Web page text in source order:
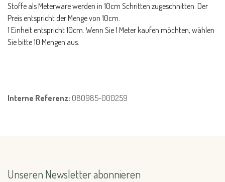
Stoffe als Meterware werden in 10cm Schritten zugeschnitten. Der
Preis entspricht der Menge von 10cm.
1 Einheit entspricht 10cm. Wenn Sie 1 Meter kaufen möchten, wählen
Sie bitte 10 Mengen aus.
Interne Referenz: 080985-000259
Unseren Newsletter abonnieren